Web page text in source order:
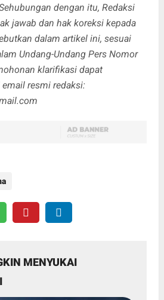
dengan itu, Redaksi
jawab dan hak koreksi kepada
dalam artikel ini, sesuai
Undang-Undang Pers Nomor
klarifikasi dapat
resmi redaksi:
MENYUKAI